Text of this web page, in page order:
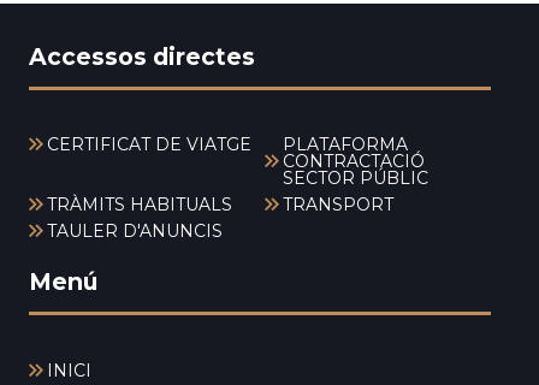
Accessos directes
CERTIFICAT DE VIATGE PLATAFORMA
CONTRACTACIÓ
SECTOR PÚBLIC
TRÀMITS HABITUALS
TRANSPORT
TAULER D'ANUNCIS
Menú
INICI